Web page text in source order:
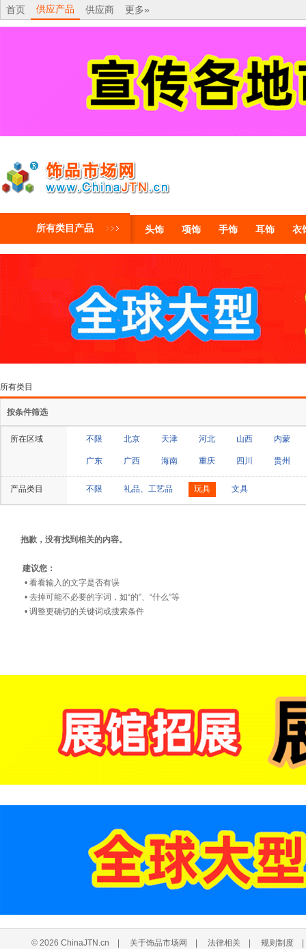
首页 供应产品 供应商 更多»
所有类目产品 头饰 项饰 手饰 耳饰 衣
所有类目
按条件筛选
所在区域 不限 北京 天津 河北 山西 内蒙
广东 广西 海南 重庆 四川 贵州
产品类目 不限 礼品、工艺品 玩具 文具
抱歉，没有找到相关的内容。
建议您：
• 看看输入的文字是否有误
• 去掉可能不必要的字词，如“的”、“什么”等
• 调整更确切的关键词或搜索条件
© 2026 ChinaJTN.cn 关于饰品市场网 法律相关 规则制度